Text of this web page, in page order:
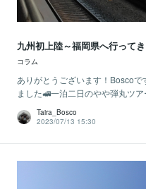
九州初上陸～福岡県へ行って
コラム
ありがとうございます！Bosco
ました🚅一泊二日のやや弾丸ツ
Taira_Bosco
2023/07/13 15:30